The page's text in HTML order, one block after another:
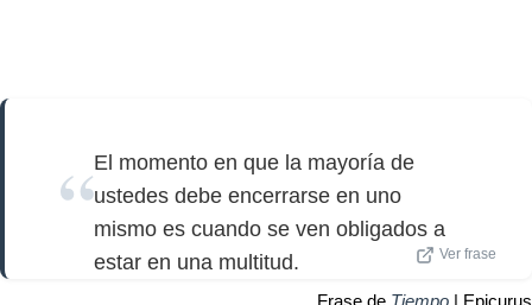
El momento en que la mayoría de
ustedes debe encerrarse en uno
mismo es cuando se ven obligados a
estar en una multitud.
Ver frase
Frase de Tiempo | Epicurus